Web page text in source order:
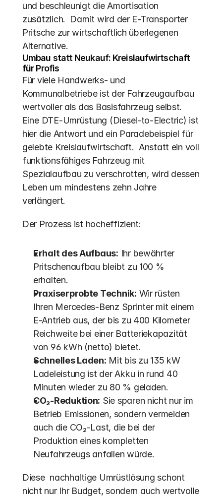
und beschleunigt die Amortisation
zusätzlich.  Damit wird der E-Transporter
Pritsche zur wirtschaftlich überlegenen
Alternative.
Umbau statt Neukauf: Kreislaufwirtschaft
für Profis
Für viele Handwerks- und
Kommunalbetriebe ist der Fahrzeugaufbau
wertvoller als das Basisfahrzeug selbst.
Eine DTE-Umrüstung (Diesel-to-Electric) ist
hier die Antwort und ein Paradebeispiel für
gelebte Kreislaufwirtschaft.  Anstatt ein voll
funktionsfähiges Fahrzeug mit
Spezialaufbau zu verschrotten, wird dessen
Leben um mindestens zehn Jahre
verlängert.
Der Prozess ist hocheffizient:
Erhalt des Aufbaus: Ihr bewährter
Pritschenaufbau bleibt zu 100 %
erhalten.
Praxiserprobte Technik: Wir rüsten
Ihren Mercedes-Benz Sprinter mit einem
E-Antrieb aus, der bis zu 400 Kilometer
Reichweite bei einer Batteriekapazität
von 96 kWh (netto) bietet.
Schnelles Laden: Mit bis zu 135 kW
Ladeleistung ist der Akku in rund 40
Minuten wieder zu 80 % geladen.
CO₂-Reduktion: Sie sparen nicht nur im
Betrieb Emissionen, sondern vermeiden
auch die CO₂-Last, die bei der
Produktion eines kompletten
Neufahrzeugs anfallen würde.
Diese  nachhaltige Umrüstlösung schont
nicht nur Ihr Budget, sondern auch wertvolle